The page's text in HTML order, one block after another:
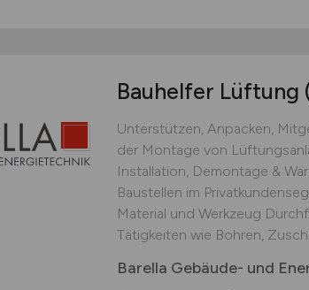
Bauhelfer Lüftung
Unterstützen, Anpacken,
der Montage von
Installation, Demontage &
Baustellen im
Material und Werkzeug
Tätigkeiten wie Bohren,
Barella Gebäude- und